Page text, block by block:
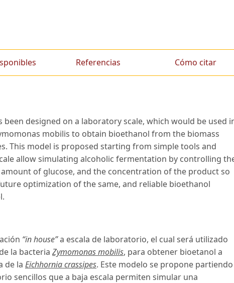
Referencias Cómo citar
designed on a laboratory scale, which would be used
mobilis to obtain bioethanol from the biomass
This model is proposed starting from simple tools and
allow simulating alcoholic fermentation by controlling
of glucose, and the concentration of the product so
optimization of the same, and reliable bioethanol
“in house”a escala de laboratorio, el cual será utilizado
la bacteria Zymomonas mobilis, para obtener bioetanol a
de la Eichhornia crassipes. Este modelo se propone partiendo
sencillos que a baja escala permiten simular una